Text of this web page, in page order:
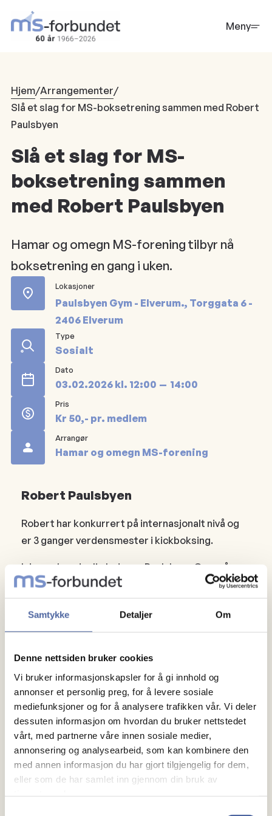
Samtykke Detaljer Om
Denne nettsiden bruker cookies
Vi bruker informasjonskapsler for å gi innhold og
annonser et personlig preg, for å levere sosiale
mediefunksjoner og for å analysere trafikken vår. Vi deler
dessuten informasjon om hvordan du bruker nettstedet
vårt, med partnerne våre innen sosiale medier,
annonsering og analysearbeid, som kan kombinere den
med annen informasjon du har gjort tilgjengelig for dem,
eller som de har samlet inn gjennom din bruk av
hovedinnhold
Meny
Hjem/Arrangementer/
Slå et slag for MS-boksetrening sammen med Robert
Paulsbyen
Slå et slag for MS-
boksetrening sammen
med Robert Paulsbyen
Hamar og omegn MS-forening tilbyr nå
boksetrening en gang i uken.
Lokasjoner
Paulsbyen Gym - Elverum. Torggata 6 -
2406 Elverum
Type
Sosialt
Dato
03.02.2026 kl. 12:00 14:00
Pris
Kr 50,- pr. medlem
Arrangør
Hamar og omegn MS-forening
Robert Paulsbyen
Robert har konkurrert på internasjonalt nivå og
er 3 ganger verdensmester i kickboksing.
I dag er han daglig leder av Paulsbyen Gym på
Elverum - et "Treningssenter for hverdagshelter"
hvor han bruker egen treningserfaring til å
inspirere andre til aktivitet.
Boksingen vil ikke innebære slag mot hode eller
kropp, og Robert legge opp treningen sånn at den er
tilrettelagt for alle, inkludert rullestolbrukere.
Treningen er ment for å bygge opp økt koordinasjon,
balanse, konsentrasjon og hurtighet.
Forskning viser at boksing er god trening for å bygge